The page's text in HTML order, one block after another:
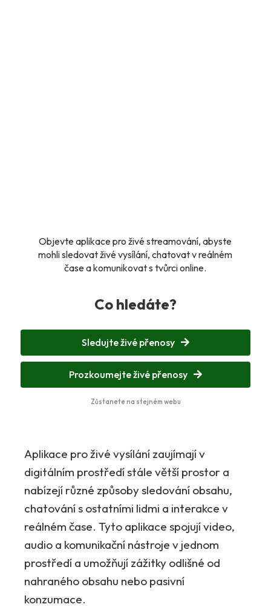
Objevte aplikace pro živé streamování, abyste
mohli sledovat živé vysílání, chatovat v reálném
čase a komunikovat s tvůrci online.
Co hledáte?
Sledujte živé přenosy
Prozkoumejte živé přenosy
Zůstanete na stejném webu
Aplikace pro živé vysílání zaujímají v
digitálním prostředí stále větší prostor a
nabízejí různé způsoby sledování obsahu,
chatování s ostatními lidmi a interakce v
reálném čase. Tyto aplikace spojují video,
audio a komunikační nástroje v jednom
prostředí a umožňují zážitky odlišné od
nahraného obsahu nebo pasivní
konzumace.